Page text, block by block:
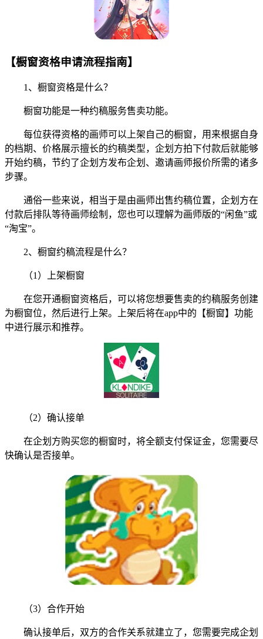
【橱窗资格申请流程指南】
1、橱窗资格是什么？
橱窗功能是一种约稿服务售卖功能。
每位获得资格的画师可以上架自己的橱窗，用来根据自身
的档期、价格展示擅长的约稿类型，企划方拍下付款后就能够
开始约稿，节约了企划方发布企划、邀请画师报价所需的诸多
步骤。
通俗一些来说，相当于是由画师出售约稿位置，企划方在
付款后排队等待画师绘制，您也可以理解为画师版的“闲鱼”或
“淘宝”。
2、橱窗约稿流程是什么？
（1）上架橱窗
在您开通橱窗资格后，可以将您想要售卖的约稿服务创建
为橱窗位，然后进行上架。上架后将在app中的【橱窗】功能
中进行展示和推荐。
（2）确认接单
在企划方购买您的橱窗时，将全额支付保证金，您需要尽
快确认是否接单。
（3）合作开始
确认接单后，双方的合作关系就建立了，您需要完成企划